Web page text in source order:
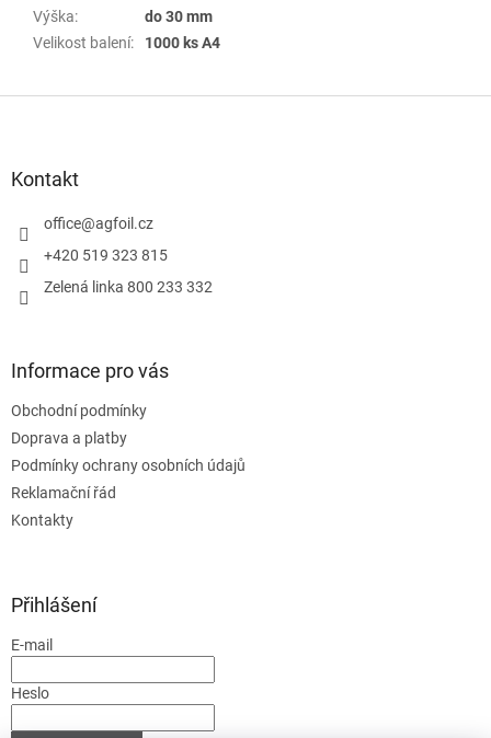
Výška:
do 30 mm
Velikost balení: 1000 ks A4
Kontakt
office@agfoil.cz
+420 519 323 815
Zelená linka 800 233 332
Informace pro vás
Obchodní podmínky
Doprava a platby
Podmínky ochrany osobních údajů
Reklamační řád
Kontakty
Přihlášení
E-mail
Heslo